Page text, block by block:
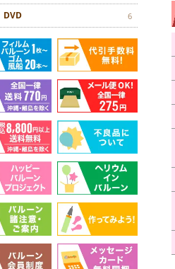
DVD 6